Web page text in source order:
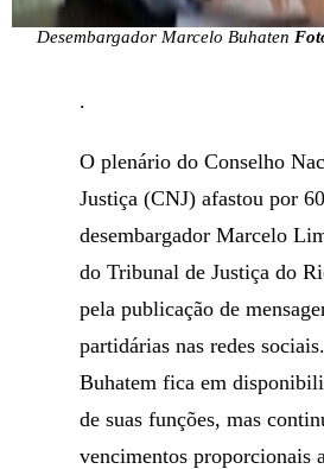
Desembargador Marcelo Buhaten
.
O plenário do Conselho
Justiça (CNJ) afastou por
desembargador Marcelo
do Tribunal de Justiça do
pela publicação de
partidárias nas redes
Buhatem fica em
de suas funções, mas
vencimentos proporcionais